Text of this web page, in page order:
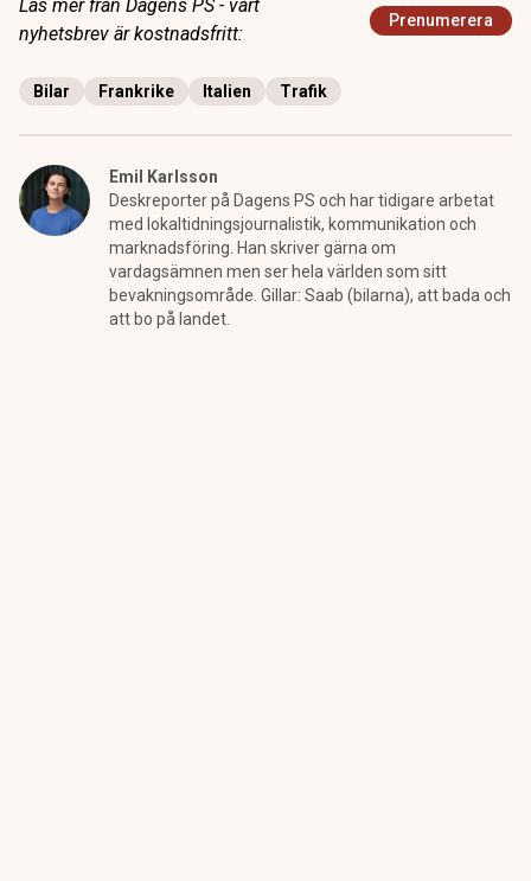
Läs mer från Dagens PS - vårt
nyhetsbrev är kostnadsfritt:
Prenumerera
Bilar Frankrike Italien Trafik
Emil Karlsson
Deskreporter på Dagens PS och har tidigare arbetat
med lokaltidningsjournalistik, kommunikation och
marknadsföring. Han skriver gärna om
vardagsämnen men ser hela världen som sitt
bevakningsområde. Gillar: Saab (bilarna), att bada och
att bo på landet.